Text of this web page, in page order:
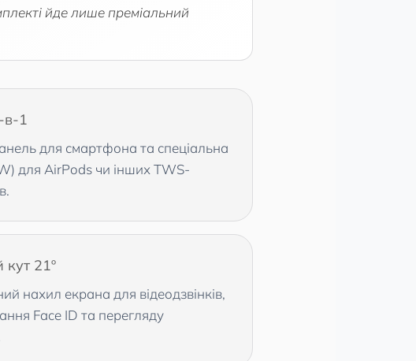
йде лише преміальний
в-1
для смартфона та спеціальна
для AirPods чи інших TWS-
кут 21º
нахил екрана для відеодзвінків,
Face ID та перегляду